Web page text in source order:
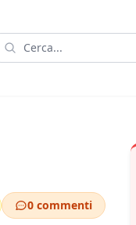
0 commenti